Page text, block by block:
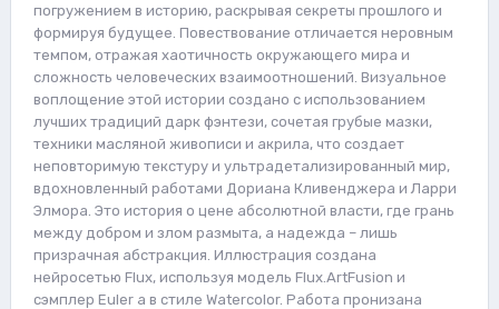
погружением в историю, раскрывая секреты прошлого и
формируя будущее. Повествование отличается неровным
темпом, отражая хаотичность окружающего мира и
сложность человеческих взаимоотношений. Визуальное
воплощение этой истории создано с использованием
лучших традиций дарк фэнтези, сочетая грубые мазки,
техники масляной живописи и акрила, что создает
неповторимую текстуру и ультрадетализированный мир,
вдохновленный работами Дориана Кливенджера и Ларри
Элмора. Это история о цене абсолютной власти, где грань
между добром и злом размыта, а надежда – лишь
призрачная абстракция. Иллюстрация создана
нейросетью Flux, используя модель Flux.ArtFusion и
сэмплер Euler a в стиле Watercolor. Работа пронизана